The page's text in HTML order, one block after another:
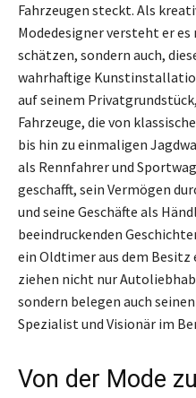
Fahrzeugen steckt. Als
Modedesigner versteht er
schätzen, sondern auch,
wahrhaftige
auf seinem
Fahrzeuge, die von
bis hin zu einmaligen
als Rennfahrer und
geschafft, sein Vermögen
und seine Geschäfte als
beeindruckenden
ein Oldtimer aus dem
ziehen nicht nur
sondern belegen auch
Spezialist und Visionär im
Von der Mode